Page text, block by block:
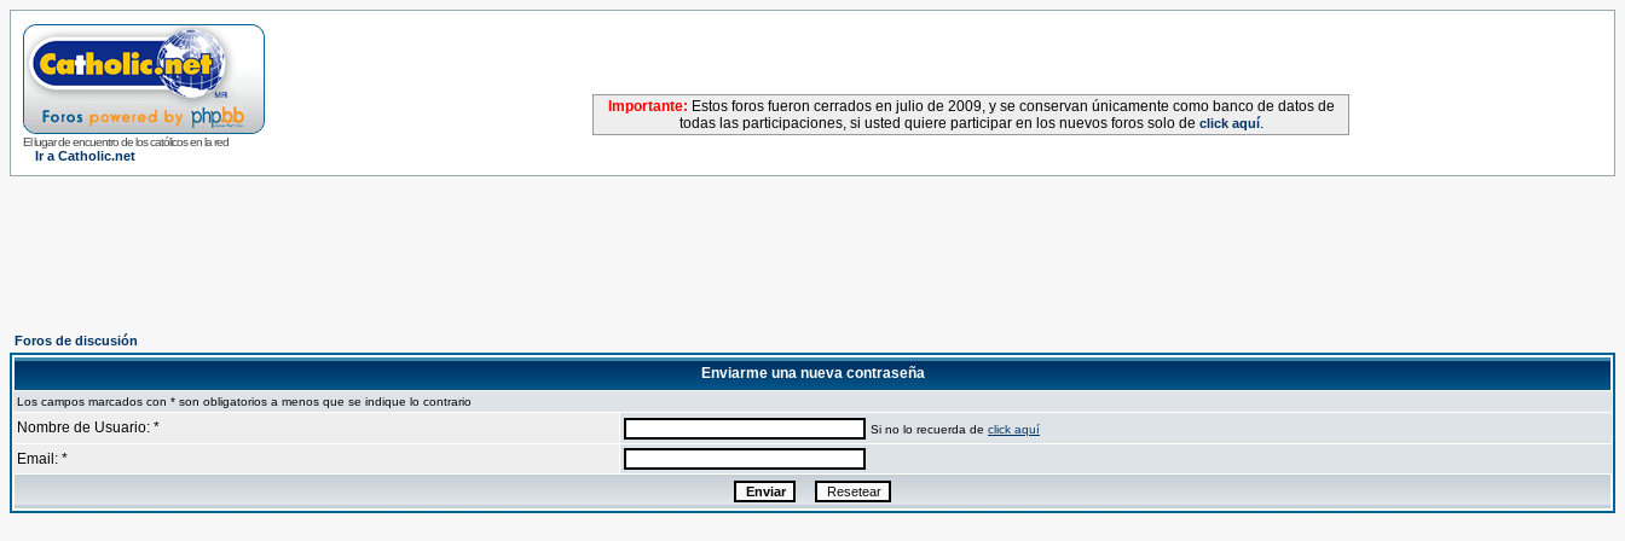
El lugar de encuentro de los católicos en la red
Ir a Catholic.net
Importante: Estos foros fueron cerrados en julio de 2009, y se conservan únicamente como banco de datos de
todas las participaciones, si usted quiere participar en los nuevos foros solo de click aquí.
Foros de discusión
Enviarme una nueva contraseña
Los campos marcados con * son obligatorios a menos que se indique lo contrario
Nombre de Usuario: * Si no lo recuerda de click aquí
Email: *